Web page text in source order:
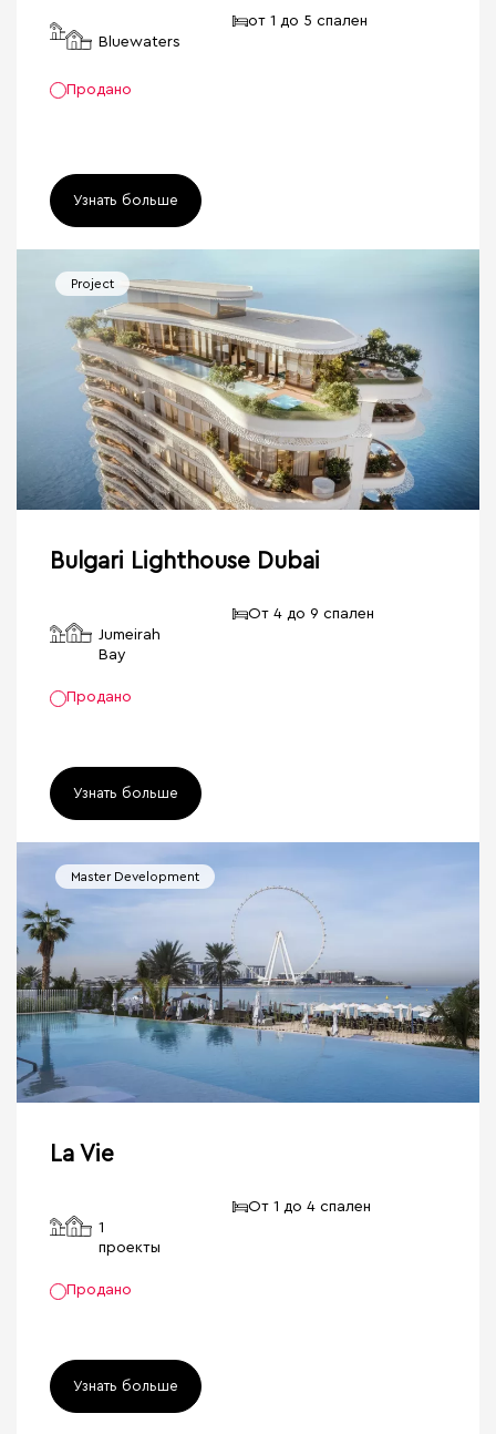
Bluewaters
от 1 до 5 спален
Продано
Узнать больше
Project
Bulgari Lighthouse Dubai
Jumeirah
Bay
От 4 до 9 спален
Продано
Узнать больше
Master Development
La Vie
1
проекты
От 1 до 4 спален
Продано
Узнать больше